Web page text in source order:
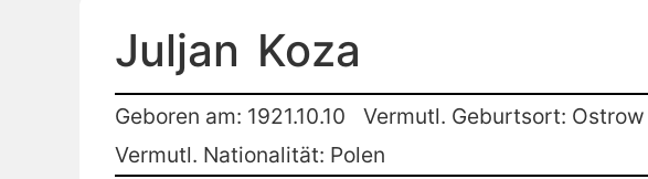
Juljan Koza
Geboren am: 1921.10.10
Vermutl. Geburtsort: Ostrow
Vermutl. Nationalität: Polen